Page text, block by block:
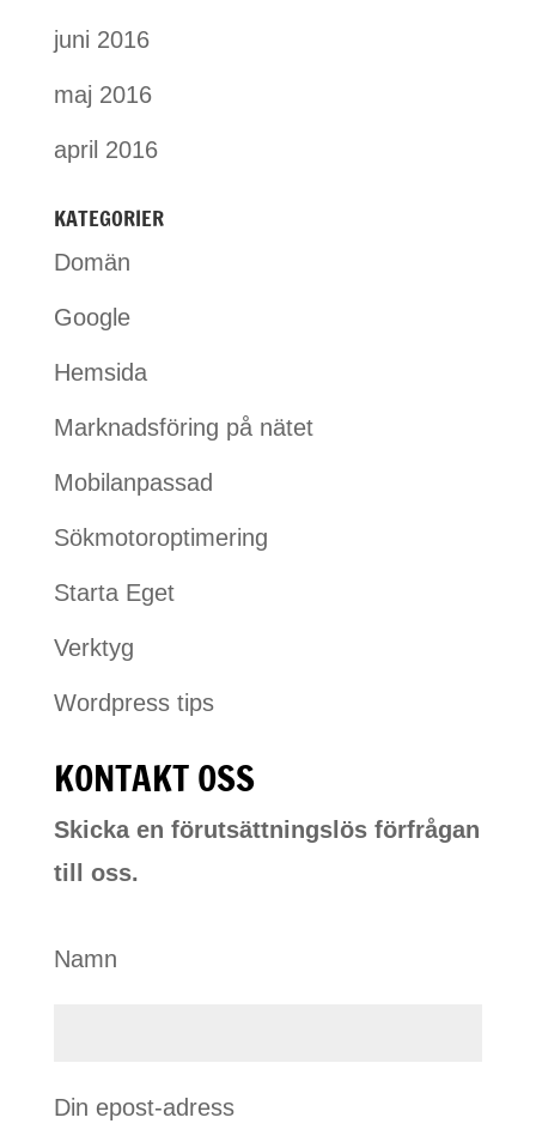
juni 2016
maj 2016
april 2016
KATEGORIER
Domän
Google
Hemsida
Marknadsföring på nätet
Mobilanpassad
Sökmotoroptimering
Starta Eget
Verktyg
Wordpress tips
KONTAKT OSS
Skicka en förutsättningslös förfrågan
till oss.
Namn
Din epost-adress